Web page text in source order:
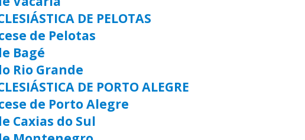
DE PELOTAS
de Pelotas
Bagé
Rio Grande
DE PORTO ALEGRE
de Porto Alegre
Caxias do Sul